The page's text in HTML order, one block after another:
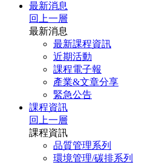
最新消息
回上一層
最新消息
最新課程資訊
近期活動
課程電子報
產業&文章分享
緊急公告
課程資訊
回上一層
課程資訊
品質管理系列
環境管理/碳排系列